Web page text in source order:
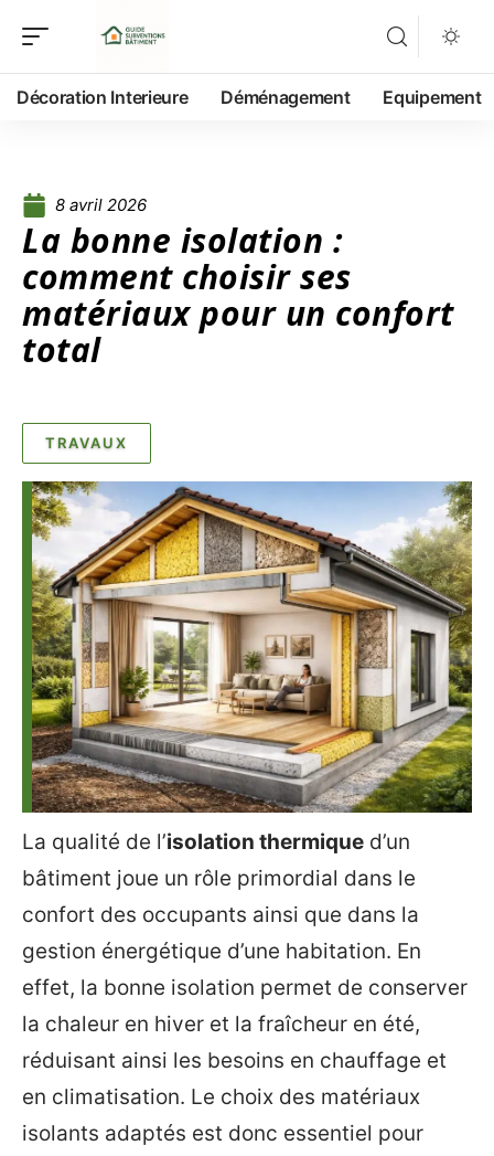
Décoration Interieure Déménagement Equipement
8 avril 2026
La bonne isolation :
comment choisir ses
matériaux pour un confort
total
TRAVAUX
La qualité de l’isolation thermique d’un
bâtiment joue un rôle primordial dans le
confort des occupants ainsi que dans la
gestion énergétique d’une habitation. En
effet, la bonne isolation permet de conserver
la chaleur en hiver et la fraîcheur en été,
réduisant ainsi les besoins en chauffage et
en climatisation. Le choix des matériaux
isolants adaptés est donc essentiel pour